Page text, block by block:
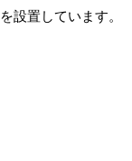
設置しています。